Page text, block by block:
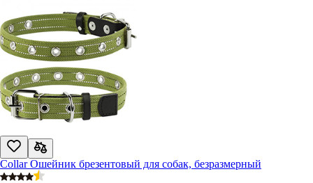
Collar Ошейник брезентовый для собак, безразмерный